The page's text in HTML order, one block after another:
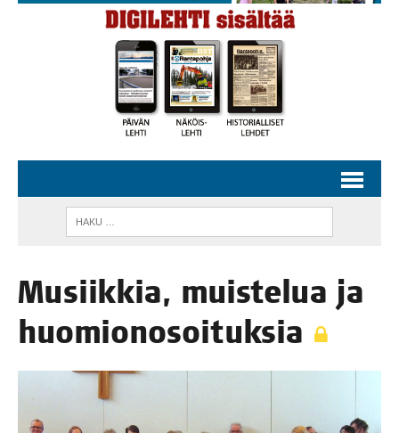
Musiik­kia, muis­te­lua ja
huomionosoituksia